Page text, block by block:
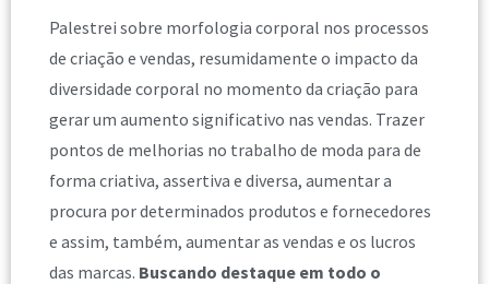
Palestrei sobre morfologia corporal nos processos
de criação e vendas, resumidamente o impacto da
diversidade corporal no momento da criação para
gerar um aumento significativo nas vendas. Trazer
pontos de melhorias no trabalho de moda para de
forma criativa, assertiva e diversa, aumentar a
procura por determinados produtos e fornecedores
e assim, também, aumentar as vendas e os lucros
das marcas. Buscando destaque em todo o